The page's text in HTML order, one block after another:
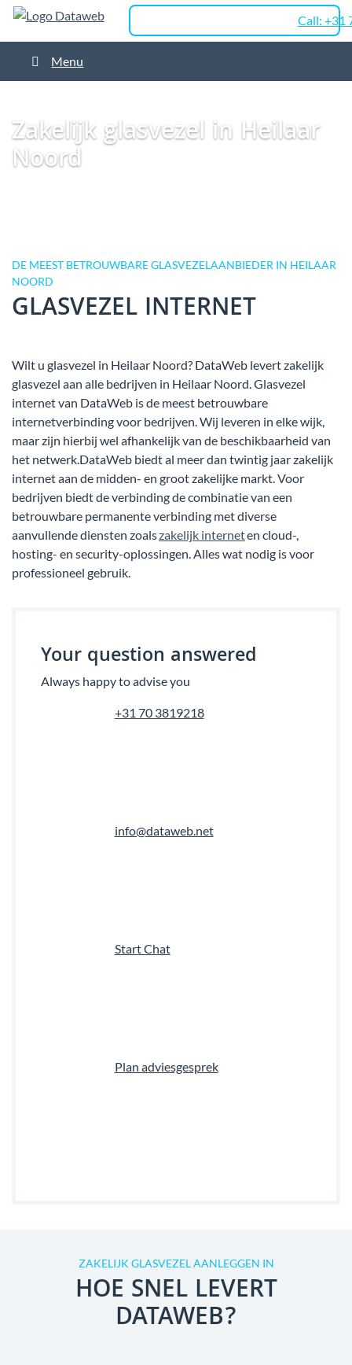
Call: +31
Menu
Zakelijk glasvezel in Heilaar
Noord
DE MEEST BETROUWBARE GLASVEZELAANBIEDER IN HEILAAR
NOORD
GLASVEZEL INTERNET
Wilt u glasvezel in Heilaar Noord? DataWeb levert zakelijk
glasvezel aan alle bedrijven in Heilaar Noord. Glasvezel
internet van DataWeb is de meest betrouwbare
internetverbinding voor bedrijven. Wij leveren in elke wijk,
maar zijn hierbij wel afhankelijk van de beschikbaarheid van
het netwerk.DataWeb biedt al meer dan twintig jaar zakelijk
internet aan de midden- en groot zakelijke markt. Voor
bedrijven biedt de verbinding de combinatie van een
betrouwbare permanente verbinding met diverse
aanvullende diensten zoalszakelijk interneten cloud-,
hosting- en security-oplossingen. Alles wat nodig is voor
professioneel gebruik.
Your question answered
Always happy to advise you
+31 70 3819218
info@dataweb.net
Start Chat
Plan adviesgesprek
ZAKELIJK GLASVEZEL AANLEGGEN IN
HOE SNEL LEVERT
DATAWEB?